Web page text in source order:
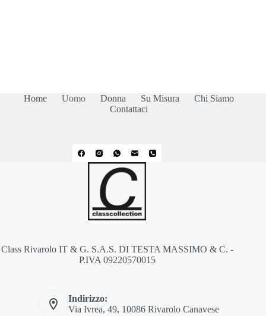
Home Uomo Donna Su Misura
Chi Siamo
Contattaci
Class Rivarolo IT & G. S.A.S. DI TESTA MASSIMO & C. -
P.IVA 09220570015
Indirizzo:
Via Ivrea, 49, 10086 Rivarolo Canavese